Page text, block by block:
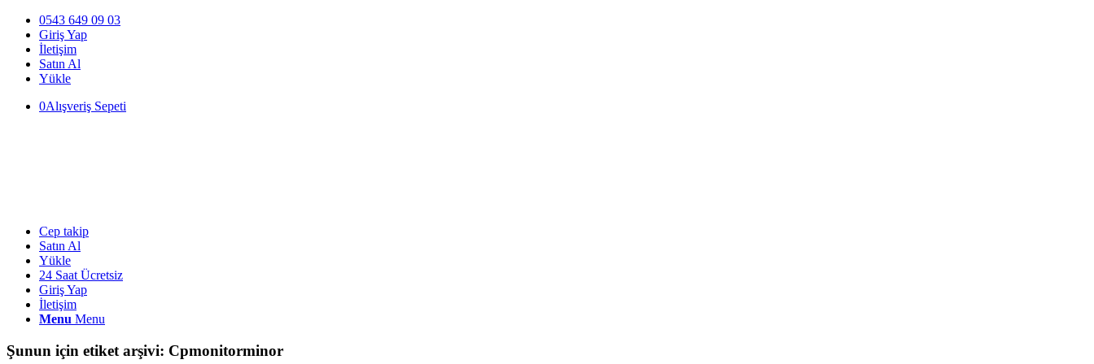
0543 649 09 03
Giriş Yap
İletişim
Satın Al
Yükle
0Alışveriş Sepeti
Cep takip
Satın Al
Yükle
24 Saat Ücretsiz
Giriş Yap
İletişim
Menu Menu
Şunun için etiket arşivi: Cpmonitorminor